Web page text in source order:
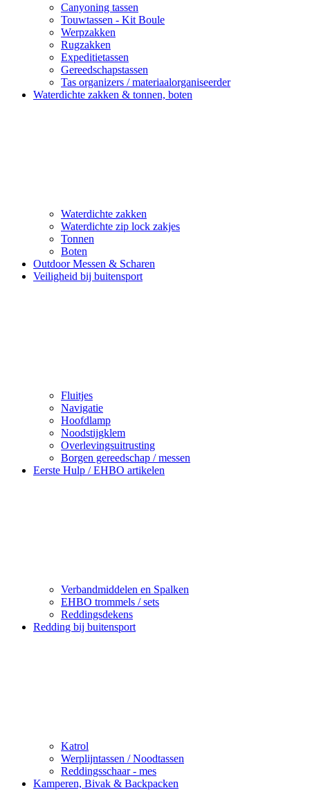
Canyoning tassen
Touwtassen - Kit Boule
Werpzakken
Rugzakken
Expeditietassen
Gereedschapstassen
Tas organizers / materiaalorganiseerder
Waterdichte zakken & tonnen, boten
Waterdichte zakken
Waterdichte zip lock zakjes
Tonnen
Boten
Outdoor Messen & Scharen
Veiligheid bij buitensport
Fluitjes
Navigatie
Hoofdlamp
Noodstijgklem
Overlevingsuitrusting
Borgen gereedschap / messen
Eerste Hulp / EHBO artikelen
Verbandmiddelen en Spalken
EHBO trommels / sets
Reddingsdekens
Redding bij buitensport
Katrol
Werplijntassen / Noodtassen
Reddingsschaar - mes
Kamperen, Bivak & Backpacken